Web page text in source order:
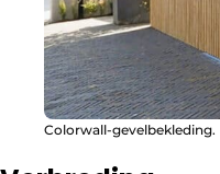
Colorwall-gevelbekleding.